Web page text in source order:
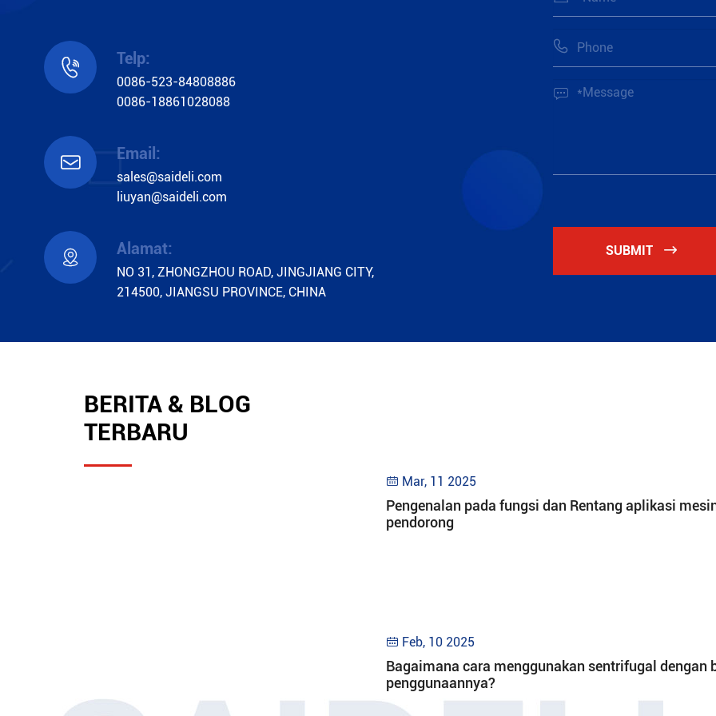
 Telp:
0086-523-84808886
0086-18861028088
 Email:
sales@saideli.com
liuyan@saideli.com
 Alamat:
NO 31, ZHONGZHOU ROAD, JINGJIANG CITY,
214500, JIANGSU PROVINCE, CHINA


SUBMIT 
BERITA & BLOG
TERBARU
 Mar, 11 2025
Pengenalan pada fungsi dan Rentang aplikasi
pendorong
 Feb, 10 2025
Bagaimana cara menggunakan sentrifugal dengan
penggunaannya?